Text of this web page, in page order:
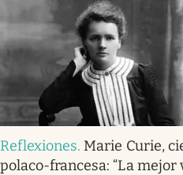
Reflexiones. Marie Curie,
polaco-francesa: “La mejor